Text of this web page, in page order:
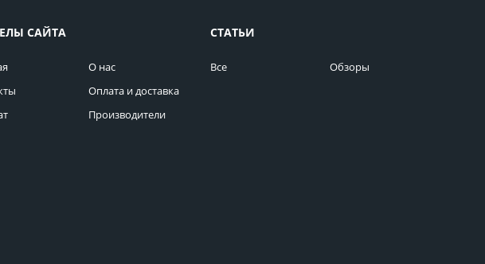
САЙТА
О нас
Оплата и доставка
Производители
СТАТЬИ
Все Обзоры